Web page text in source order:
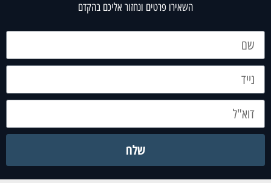
השאירו פרטים ונחזור אליכם בהקדם
שלח